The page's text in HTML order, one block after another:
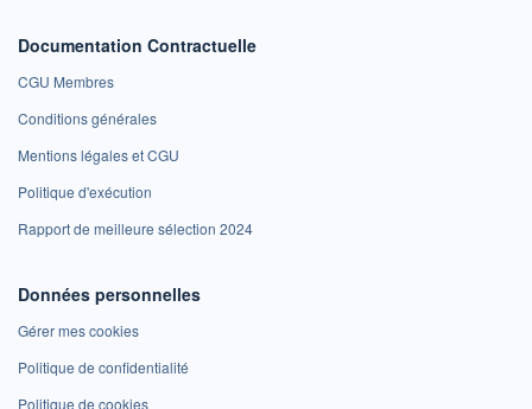
Documentation Contractuelle
CGU Membres
Conditions générales
Mentions légales et CGU
Politique d'exécution
Rapport de meilleure sélection 2024
Données personnelles
Gérer mes cookies
Politique de confidentialité
Politique de cookies